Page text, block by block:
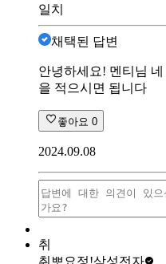
일치
채택된 답변
안녕하세요! 멘티님
을 적으시면 됩니다
좋아요 0
2024.09.08
취
취뽀요정!삼성전자